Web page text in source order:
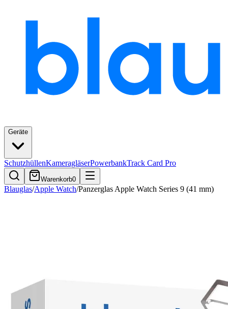
Geräte
SchutzhüllenKameragläserPowerbankTrack Card Pro
Warenkorb0
Blauglas/Apple Watch/Panzerglas Apple Watch Series 9 (41 mm)